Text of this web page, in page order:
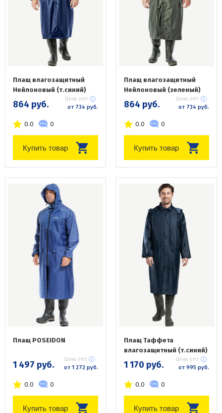
Плащ влагозащитный
Нейлоновый (т.синий)
864 руб. Цена опт:
от 734 руб.
0.0 0
Купить товар
Плащ влагозащитный
Нейлоновый (зеленый)
864 руб. Цена опт:
от 734 руб.
0.0 0
Купить товар
Плащ POSEIDON
1 497 руб. Цена опт:
от 1 272 руб.
0.0 0
Купить товар
Плащ Таффета
влагозащитный (т.синий)
1 170 руб. Цена опт:
от 995 руб.
0.0 0
Купить товар